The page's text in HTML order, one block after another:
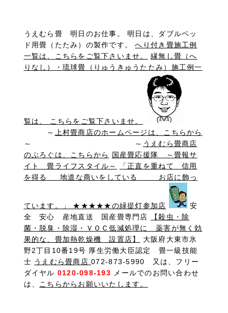
うえむら畳 明日のお仕事。 明日は、ダブルベッ
ド用畳（たたみ）の製作です。へり付き畳施工例
一覧は、こちらをご覧下さいませ。
縁無し畳（へ
りなし）・琉球畳（りゅうきゅうたたみ）施工例一
覧は、 こちらをご覧下さいませ。
～
上村畳商店のホームページは、こちらから
～ ～ うえむら畳商店
のぶろぐは、こちらから
国産畳応援隊 ～畳報サ
イト 畳ライフスタイル～
「正直を重ねて 信用
を得る 地道な商いをしている お店に飾っ
ています。」 ★★★★★の緑提灯参加店
安
全 安心 産地直送 国産畳専門店
【殺虫・除
菌・脱臭・除湿・ＶＯＣ低減処理に 薬害が無く効
果的な、畳加熱乾燥機 設置店】
大阪府大東市氷
野2丁目10番19号 厚生労働大臣認定 畳一級技能
士 うえむら畳商店072-873-5990 又は、フリー
ダイヤル 0120-098-193
メールでのお問い合わせ
は、
こちらからお願いいたします。